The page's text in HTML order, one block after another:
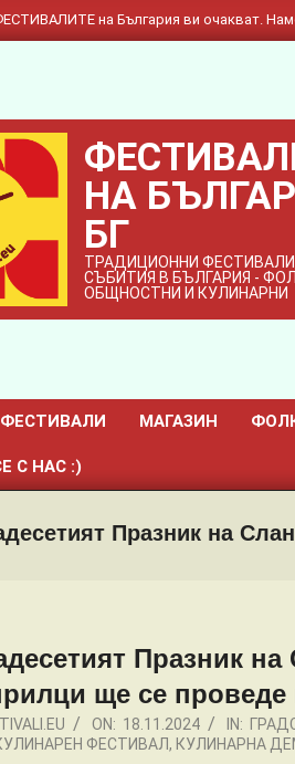
на България ви очакват.
НА
БГ
ТРАДИЦИОННИ
СЪБИТИЯ В БЪЛГАРИЯ -
ОБЩНОСТНИ И КУЛИНАРНИ
МАГАЗИН
С НАС :)
Празник на
Празник
ще се провeде
ON: 18.11.2024 IN:
ФЕСТИВАЛ, КУЛИНАРНА